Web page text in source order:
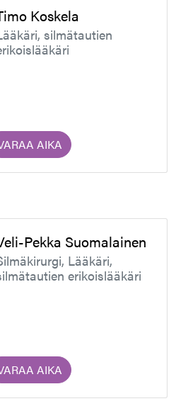
Koskela
silmätautien
AIKA
Pekka Suomalainen
Lääkäri,
erikoislääkäri
AIKA